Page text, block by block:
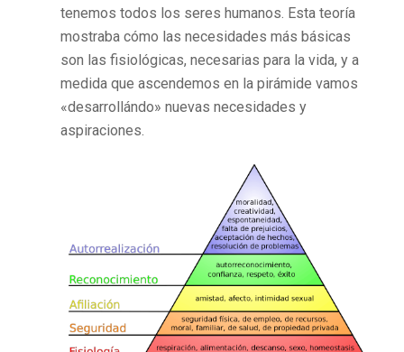
tenemos todos los seres humanos. Esta teoría
mostraba cómo las necesidades más básicas
son las fisiológicas, necesarias para la vida, y a
medida que ascendemos en la pirámide vamos
«desarrollándo» nuevas necesidades y
aspiraciones.